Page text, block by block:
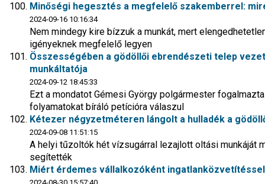
Minőségi hegesztés a megfelelő szakemberrel:
2024-09-16 10:16:34
Nem mindegy kire bízzuk a munkát, mert
igényeknek megfelelő legyen
Összességében a gödöllői ebrendészeti telep
munkáltatója
2024-09-12 18:45:33
Ezt a mondatot Gémesi György polgármester
folyamatokat bíráló petícióra válaszul
Kétezer négyzetméteren lángolt a hulladék a
2024-09-08 11:51:15
A helyi tűzoltók hét vízsugárral lezajlott oltási munkáját
segítették
Miért érdemes vállalkozóként